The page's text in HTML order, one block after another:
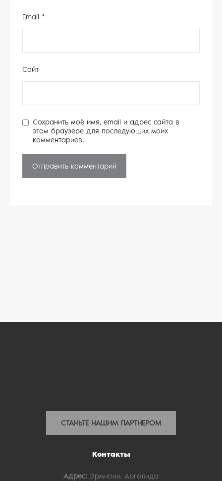
Email *
Сайт
Сохранить моё имя, email и адрес сайта в
этом браузере для последующих моих
комментариев.
СТАНЬТЕ НАШИМ ПАРТНЕРОМ
Контакты
Адрес: Эрмиони, Арголида